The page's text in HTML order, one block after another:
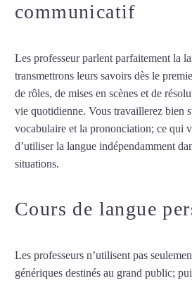
communicatif
Les professeur parlent parfaitement la
transmettrons leurs savoirs dès le
de rôles, de mises en scènes et de
vie quotidienne. Vous travaillerez bien
vocabulaire et la prononciation; ce qui
d’utiliser la langue indépendamment
situations.
Cours de langue
Les professeurs n’utilisent pas
génériques destinés au grand public;